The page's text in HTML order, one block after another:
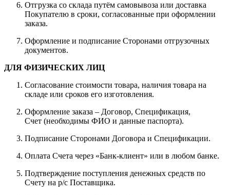
Отгрузка со склада путём самовывоза или доставка
Покупателю в сроки, согласованные при оформлении
заказа.
Оформление и подписание Сторонами отгрузочных
документов.
ДЛЯ ФИЗИЧЕСКИХ ЛИЦ
Согласование стоимости товара, наличия товара на
складе или сроков его изготовления.
Оформление заказа – Договор, Спецификация,
Счет (необходимы ФИО и данные паспорта).
Подписание Сторонами Договора и Спецификации.
Оплата Счета через «Банк-клиент» или в любом банке.
Подтверждение поступления денежных средств по
Счету на р/с Поставщика.